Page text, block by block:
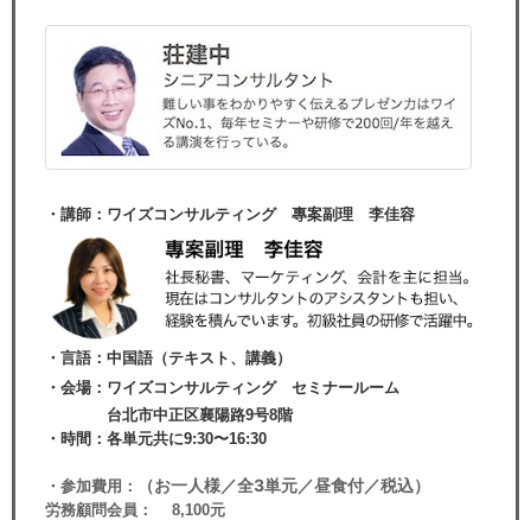
・講師：ワイズコンサルティング 專案副理 李佳容
・言語：中国語（テキスト、講義）
・会場： ワイズコンサルティング セミナールーム
台北市中正区襄陽路9号8階
・時間：各単元共に9:30〜16:30
・参加費用： （お一人様／全3単元／昼食付／税込）
労務顧問会員： 8,100元